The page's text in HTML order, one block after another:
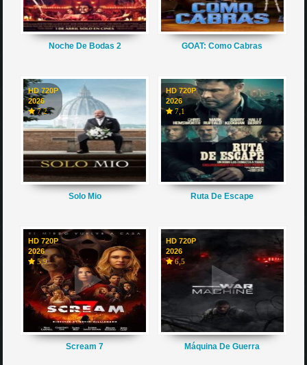
Noche De Bodas 2 GOAT: Como Cabras
HD 720P
2026
7,2
Solo Mio
HD 720P
2026
7,1
Ruta De Escape
HD 720P
2026
5,9
Scream 7
HD 720P
2026
6,5
Máquina De Guerra